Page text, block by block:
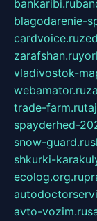
bankaribi.ru
blagodarenie-
cardvoice.ru
zarafshan.ru
vladivostok-
webamator.ru
trade-farm.ru
spayderhed-
snow-guard.ru
shkurki-
ecolog.org.ru
avto-vozim.ru